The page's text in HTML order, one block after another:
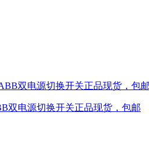
双电源切换开关正品现货，包邮